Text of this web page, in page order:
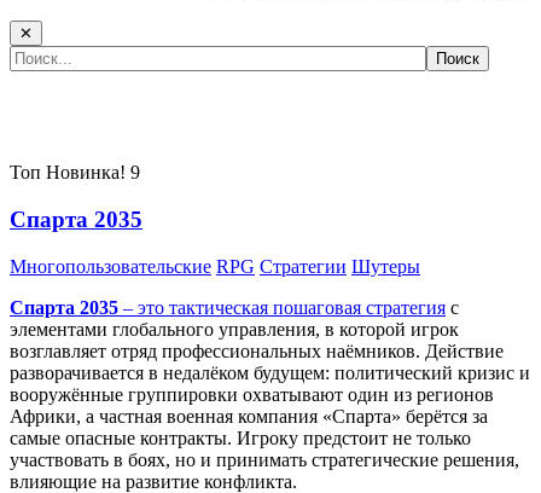
✕
Топ Новинка! 9
Спарта 2035
Многопользовательские RPG Стратегии Шутеры
Спарта 2035 – это тактическая пошаговая стратегия с
элементами глобального управления, в которой игрок
возглавляет отряд профессиональных наёмников. Действие
разворачивается в недалёком будущем: политический кризис и
вооружённые группировки охватывают один из регионов
Африки, а частная военная компания «Спарта» берётся за
самые опасные контракты. Игроку предстоит не только
участвовать в боях, но и принимать стратегические решения,
влияющие на развитие конфликта.